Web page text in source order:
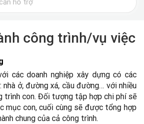
công trình/vụ việc
các doanh nghiệp xây dựng có các
nhà ở, đường xá, cầu đường… với nhiều
trình con. Đối tượng tập hợp chi phí sẽ
mục con, cuối cùng sẽ được tổng hợp
chung của cả công trình.